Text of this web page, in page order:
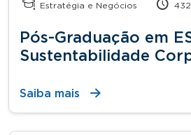
Estratégia e Negócios
Pós-Graduação em
Sustentabilidade
Saiba mais